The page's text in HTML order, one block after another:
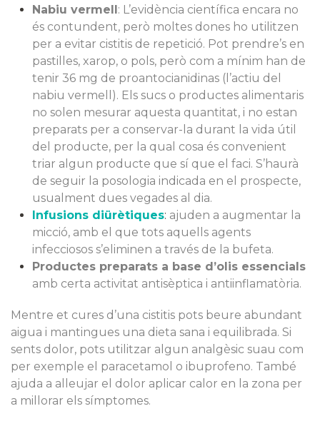
Nabiu vermell: L’evidència científica encara no
és contundent, però moltes dones ho utilitzen
per a evitar cistitis de repetició. Pot prendre’s en
pastilles, xarop, o pols, però com a mínim han de
tenir 36 mg de proantocianidinas (l’actiu del
nabiu vermell). Els sucs o productes alimentaris
no solen mesurar aquesta quantitat, i no estan
preparats per a conservar-la durant la vida útil
del producte, per la qual cosa és convenient
triar algun producte que sí que el faci. S’haurà
de seguir la posologia indicada en el prospecte,
usualment dues vegades al dia.
Infusions diürètiques: ajuden a augmentar la
micció, amb el que tots aquells agents
infecciosos s’eliminen a través de la bufeta.
Productes preparats a base d’olis essencials
amb certa activitat antisèptica i antiinflamatòria.
Mentre et cures d’una cistitis pots beure abundant
aigua i mantingues una dieta sana i equilibrada. Si
sents dolor, pots utilitzar algun analgèsic suau com
per exemple el paracetamol o ibuprofeno. També
ajuda a alleujar el dolor aplicar calor en la zona per
a millorar els símptomes.